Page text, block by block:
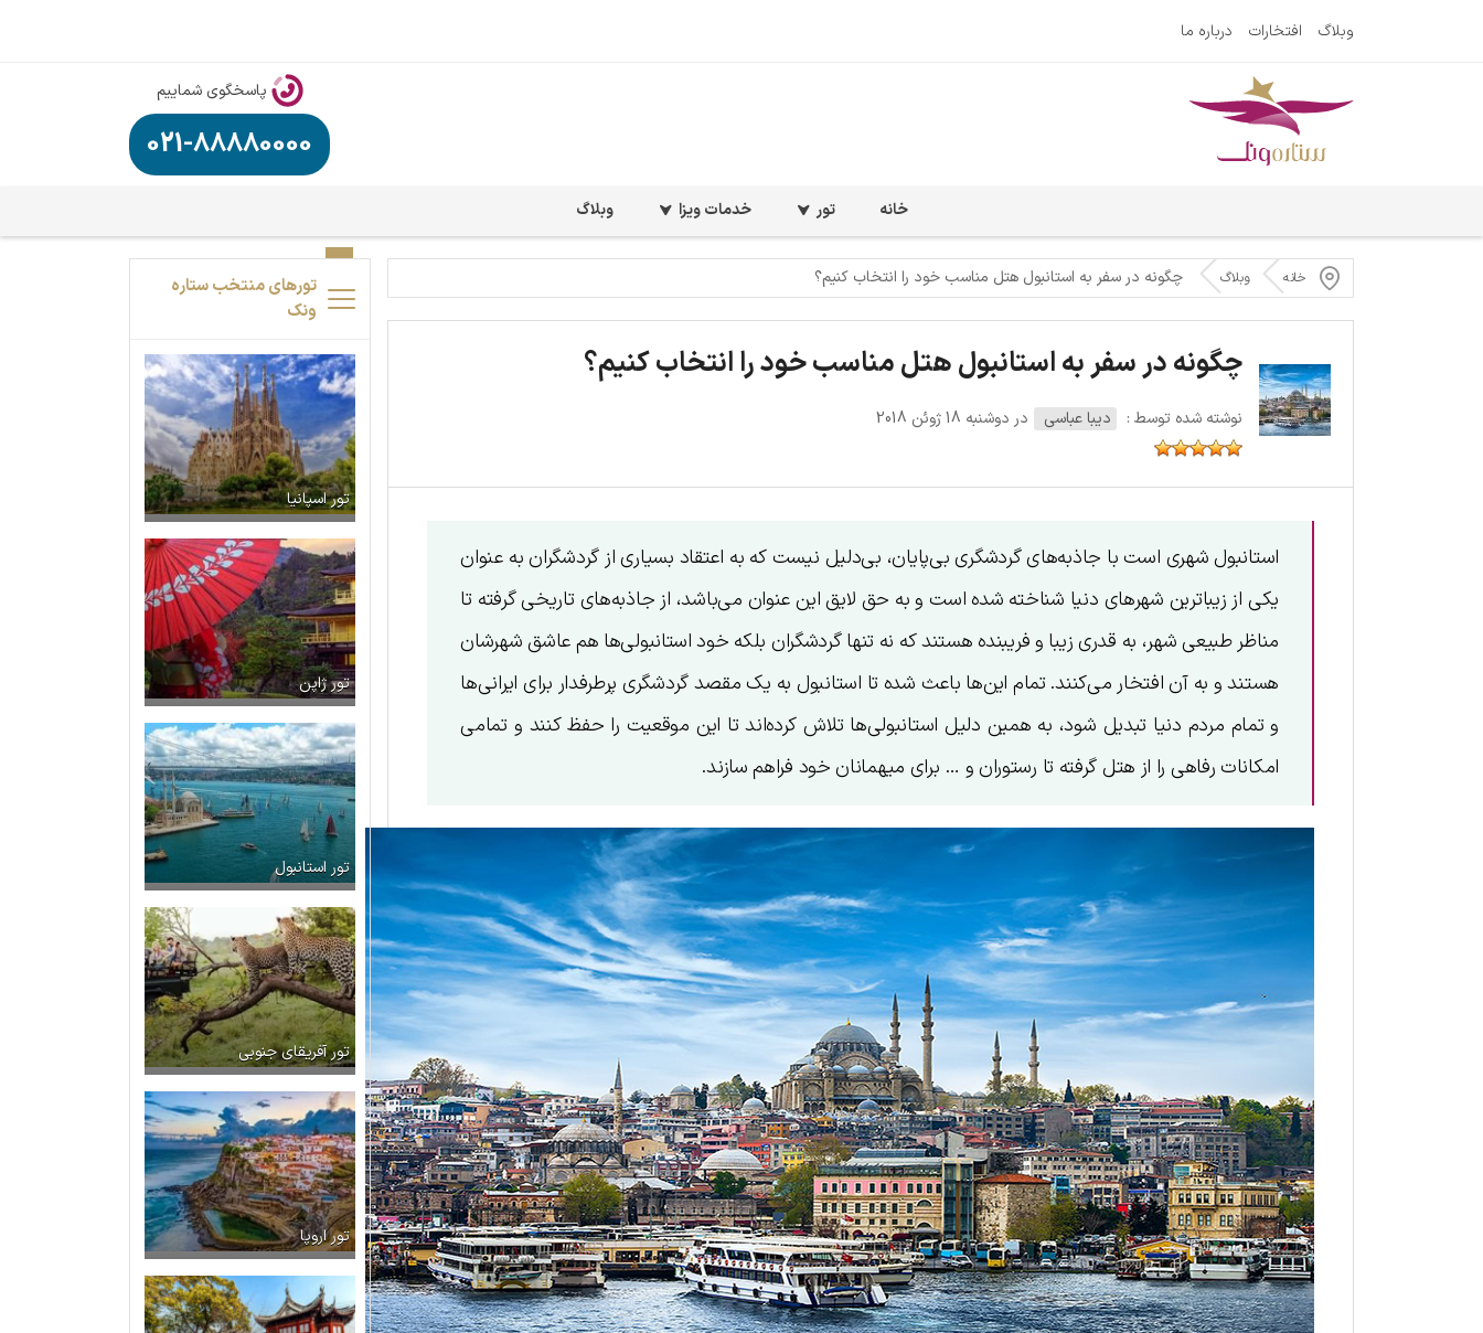
وبلاگ افتخارات درباره ما
پاسخگوی شماییم
021-88880000
خانه تور خدمات ویزا وبلاگ
خانه وبلاگ چگونه در سفر به استانبول هتل مناسب خود را انتخاب کنیم؟
چگونه در سفر به استانبول هتل مناسب خود را انتخاب کنیم؟
نوشته شده توسط : دیبا عباسی در دوشنبه 18 ژوئن 2018
استانبول شهری است با جاذبه‌های گردشگری بی‌پایان، بی‌دلیل نیست که به اعتقاد بسیاری از گردشگران به‌ عنوان
یکی از زیباترین شهرهای دنیا شناخته شده است و به حق لایق این عنوان می‌باشد، از جاذبه‌های تاریخی گرفته تا
مناظر طبیعی شهر، به قدری زیبا و فریبنده هستند که نه تنها گردشگران بلکه خود استانبولی‌ها هم عاشق شهرشان
هستند و به آن افتخار می‌کنند. تمام این‌ها باعث شده تا استانبول به یک مقصد گردشگری پرطرفدار برای ایرانی‌ها
و تمام مردم دنیا تبدیل شود، به همین دلیل استانبولی‌ها تلاش کرده‌اند تا این موقعیت را حفظ کنند و تمامی
امکانات رفاهی را از هتل گرفته تا رستوران و … برای میهمانان خود فراهم سازند.
تورهای منتخب ستاره
ونک
تور اسپانیا
تور ژاپن
تور استانبول
تور آفریقای جنوبی
تور اروپا